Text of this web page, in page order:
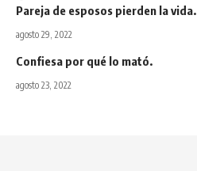
Pareja de esposos pierden la vida.
agosto 29, 2022
Confiesa por qué lo mató.
agosto 23, 2022